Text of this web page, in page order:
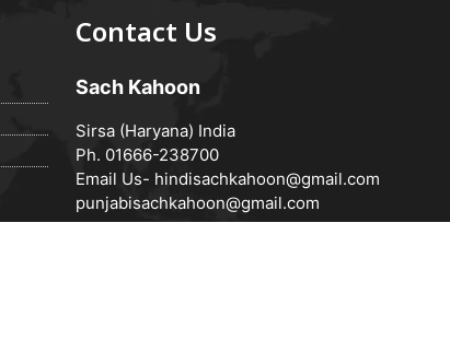
Contact Us
Sach Kahoon
Sirsa (Haryana) India
Ph. 01666-238700
Email Us- hindisachkahoon@gmail.com
punjabisachkahoon@gmail.com